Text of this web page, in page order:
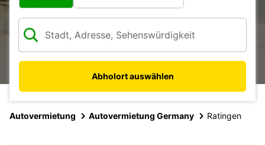
Abholort auswählen
Autovermietung Autovermietung Germany Ratingen